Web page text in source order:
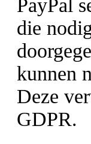
PayPal
die
kunnen
Deze
GDPR.